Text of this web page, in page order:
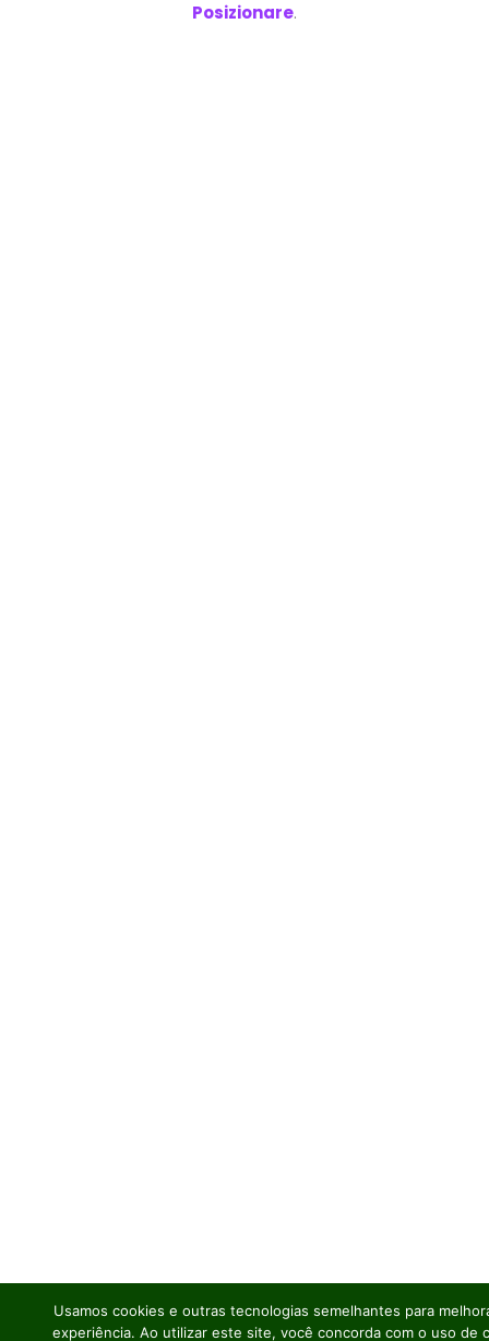
Posizionare.
Usamos cookies e outras tecnologias semelhantes para
experiência. Ao utilizar este site, você concorda com o uso de